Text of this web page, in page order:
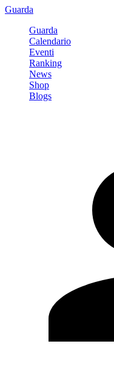
Guarda
Guarda
Calendario
Eventi
Ranking
News
Shop
Blogs